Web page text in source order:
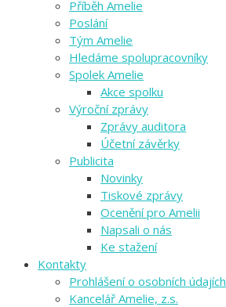
Příběh Amelie
Poslání
Tým Amelie
Hledáme spolupracovníky
Spolek Amelie
Akce spolku
Výroční zprávy
Zprávy auditora
Účetní závěrky
Publicita
Novinky
Tiskové zprávy
Ocenění pro Amelii
Napsali o nás
Ke stažení
Kontakty
Prohlášení o osobních údajích
Kancelář Amelie, z.s.